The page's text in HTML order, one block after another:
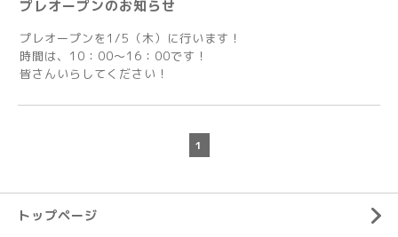
プレオープンのお知らせ
プレオープンを1/5（木）に行います！
時間は、10：00～16：00です！
皆さんいらしてください！
1
トップページ